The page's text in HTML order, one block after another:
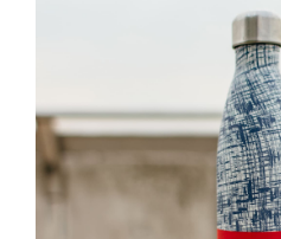
AJOUTER AU